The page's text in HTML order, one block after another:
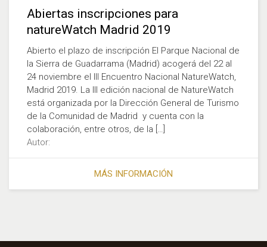
Abiertas inscripciones para
natureWatch Madrid 2019
Abierto el plazo de inscripción El Parque Nacional de
la Sierra de Guadarrama (Madrid) acogerá del 22 al
24 noviembre el III Encuentro Nacional NatureWatch,
Madrid 2019. La III edición nacional de NatureWatch
está organizada por la Dirección General de Turismo
de la Comunidad de Madrid y cuenta con la
colaboración, entre otros, de la […]
Autor:
MÁS INFORMACIÓN